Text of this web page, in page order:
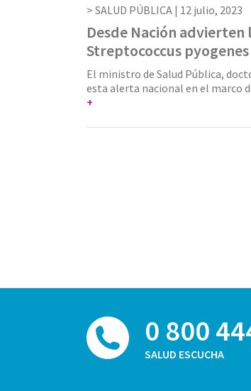
SALUD PÚBLICA | 12 julio, 2023
Desde Nación advierten
Streptococcus pyogenes
El ministro de Salud Pública,
esta alerta nacional en el marco
+
0 800
SALUD ESCUCHA